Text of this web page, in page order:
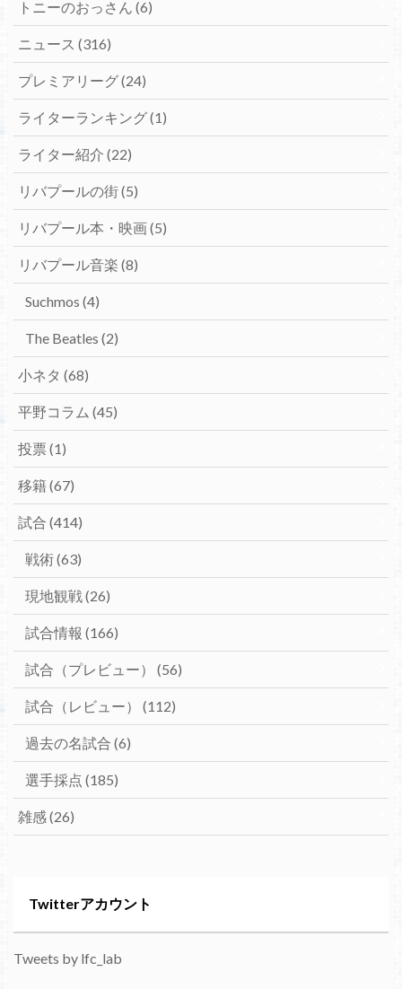
トニーのおっさん (6)
ニュース (316)
プレミアリーグ(24)
ライターランキング(1)
ライター紹介 (22)
リバプールの街(5)
リバプール本・映画(5)
リバプール音楽 (8)
Suchmos (4)
The Beatles (2)
小ネタ (68)
平野コラム (45)
投票 (1)
移籍(67)
試合 (414)
戦術(63)
現地観戦(26)
試合情報 (166)
試合（プレビュー） (56)
試合（レビュー） (112)
過去の名試合 (6)
選手採点 (185)
雑感(26)
Twitterアカウント
Tweets by lfc_lab